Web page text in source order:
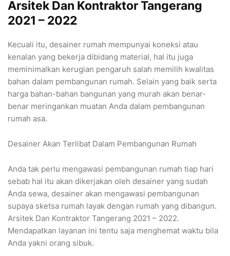
Arsitek Dan Kontraktor Tangerang
2021 – 2022
Kecuali itu, desainer rumah mempunyai koneksi atau
kenalan yang bekerja dibidang material, hal itu juga
meminimalkan kerugian pengaruh salah memilih kwalitas
bahan dalam pembangunan rumah. Selain yang baik serta
harga bahan-bahan bangunan yang murah akan benar-
benar meringankan muatan Anda dalam pembangunan
rumah asa.
Desainer Akan Terlibat Dalam Pembangunan Rumah
Anda tak perlu mengawasi pembangunan rumah tiap hari
sebab hal itu akan dikerjakan oleh desainer yang sudah
Anda sewa, desainer akan mengawasi pembangunan
supaya sketsa rumah layak dengan rumah yang dibangun.
Arsitek Dan Kontraktor Tangerang 2021 – 2022.
Mendapatkan layanan ini tentu saja menghemat waktu bila
Anda yakni orang sibuk.